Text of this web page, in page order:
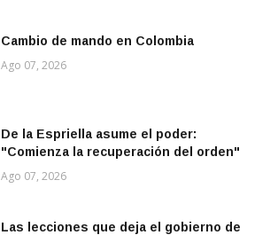
Cambio de mando en Colombia
Ago 07, 2026
De la Espriella asume el poder:
"Comienza la recuperación del orden"
Ago 07, 2026
Las lecciones que deja el gobierno de